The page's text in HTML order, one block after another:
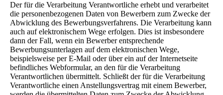
Der für die Verarbeitung Verantwortliche erhebt und verarbeitet
die personenbezogenen Daten von Bewerbern zum Zwecke der
Abwicklung des Bewerbungsverfahrens. Die Verarbeitung kann
auch auf elektronischem Wege erfolgen. Dies ist insbesondere
dann der Fall, wenn ein Bewerber entsprechende
Bewerbungsunterlagen auf dem elektronischen Wege,
beispielsweise per E-Mail oder über ein auf der Internetseite
befindliches Webformular, an den für die Verarbeitung
Verantwortlichen übermittelt. Schließt der für die Verarbeitung
Verantwortliche einen Anstellungsvertrag mit einem Bewerber,